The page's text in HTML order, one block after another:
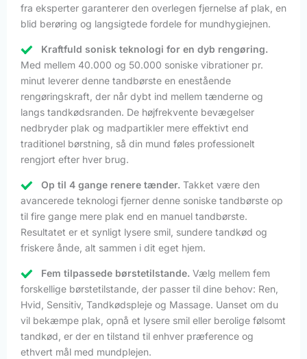
fra eksperter garanterer den overlegen fjernelse af plak, en
blid berøring og langsigtede fordele for mundhygiejnen.
Kraftfuld sonisk teknologi for en dyb rengøring.
Med mellem 40.000 og 50.000 soniske vibrationer pr.
minut leverer denne tandbørste en enestående
rengøringskraft, der når dybt ind mellem tænderne og
langs tandkødsranden. De højfrekvente bevægelser
nedbryder plak og madpartikler mere effektivt end
traditionel børstning, så din mund føles professionelt
rengjort efter hver brug.
Op til 4 gange renere tænder. Takket være den
avancerede teknologi fjerner denne soniske tandbørste op
til fire gange mere plak end en manuel tandbørste.
Resultatet er et synligt lysere smil, sundere tandkød og
friskere ånde, alt sammen i dit eget hjem.
Fem tilpassede børstetilstande. Vælg mellem fem
forskellige børstetilstande, der passer til dine behov: Ren,
Hvid, Sensitiv, Tandkødspleje og Massage. Uanset om du
vil bekæmpe plak, opnå et lysere smil eller berolige følsomt
tandkød, er der en tilstand til enhver præference og
ethvert mål med mundplejen.